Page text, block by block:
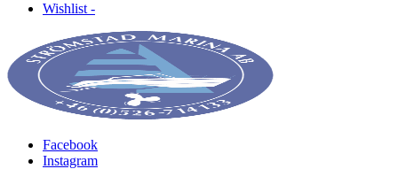
Wishlist -
Facebook
Instagram